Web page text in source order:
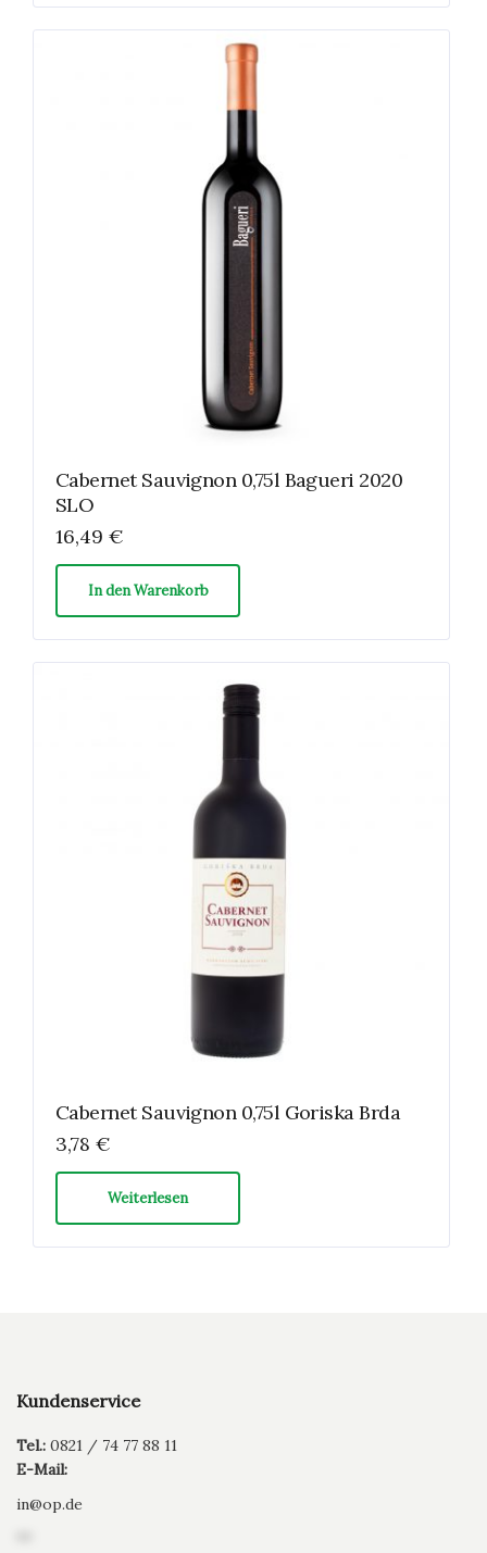
Cabernet Sauvignon 0,75l Bagueri 2020
SLO
16,49 €
In den Warenkorb
Cabernet Sauvignon 0,75l Goriska Brda
3,78 €
Weiterlesen
Kundenservice
Tel.: 0821 / 74 77 88 11
E-Mail:
in@op.de